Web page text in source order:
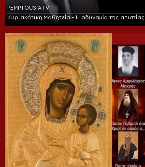
PEMPTOUSIA TV
Κυριακάτικη Μαθητεία – Η αδυναμία της απιστίας